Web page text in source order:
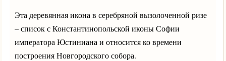
Эта деревянная икона в серебряной вызолоченной ризе
– список с Константинопольской иконы Софии
императора Юстиниана и относится ко времени
построения Новгородского собора.